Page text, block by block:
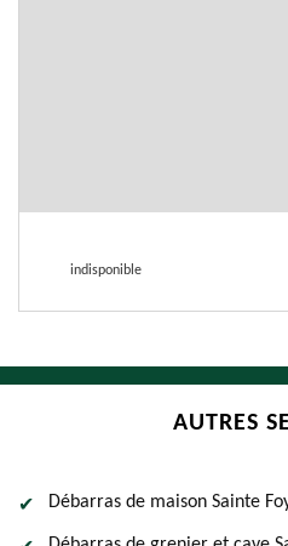
indisponible
AUTRES
Débarras de maison Sainte